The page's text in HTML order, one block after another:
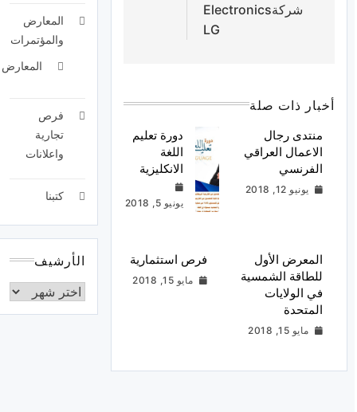
شركةElectronics
LG
أخبار ذات صلة
منتدى رجال
الاعمال العراقي
الفرنسي
يونيو 12, 2018
دورة تعليم
اللغة
الانكليزية
يونيو 5, 2018
المعرض الأول
للطاقة الشمسية
في الولايات
المتحدة
مايو 15, 2018
فرص استثمارية
مايو 15, 2018
المعارض
والمؤتمرات
المعارض
فرص
تجارية
واعلانات
كتبنا
الأرشيف